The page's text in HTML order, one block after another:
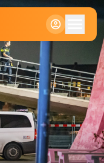
Klein
Standaard